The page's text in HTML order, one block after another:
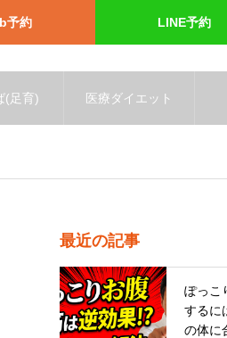
予約 LINE予約
(足育) 医療ダイエット
最近の記事
ぽっこ
するに
の体に